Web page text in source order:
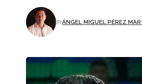
BYÁNGEL MIGUEL PÉREZ